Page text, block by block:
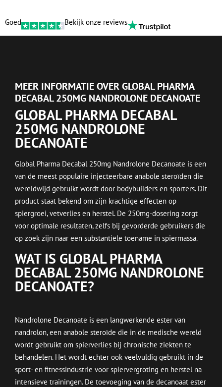
Goed Bekijk onze reviews
MEER INFORMATIE OVER GLOBAL PHARMA
DECABAL 250MG NANDROLONE DECANOATE
GLOBAL PHARMA DECABAL
250MG NANDROLONE
DECANOATE
Global Pharma Decabal 250mg Nandrolone Decanoate is een
van de meest populaire injecteerbare anabole steroïden die
wereldwijd gebruikt wordt door bodybuilders en sporters. Dit
product staat bekend om zijn krachtige effecten op
spiergroei, vetverlies en herstel. De 250mg-dosering zorgt
voor optimale resultaten, zelfs bij gevorderde gebruikers die
op zoek zijn naar een substantiële toename in spiermassa.
WAT IS GLOBAL PHARMA
DECABAL 250MG NANDROLONE
DECANOATE?
Nandrolone Decanoate is een langwerkende ester van
nandrolon, een anabole steroïde die in de medische wereld
wordt gebruikt om spierverlies bij chronische ziekten te
behandelen. Het wordt echter ook veelvuldig gebruikt in de
sport- en fitnessindustrie voor spiervergroting en herstel na
intensieve trainingen. De toevoeging van de decanoaat ester